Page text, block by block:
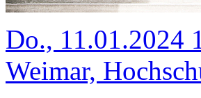
Do., 11.01.2024
Weimar,